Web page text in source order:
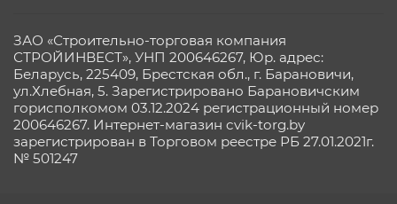
ЗАО «Строительно-торговая компания
СТРОЙИНВЕСТ», УНП 200646267, Юр. адрес:
Беларусь, 225409, Брестская обл., г. Барановичи,
ул.Хлебная, 5. Зарегистрировано Барановичским
горисполкомом 03.12.2024 регистрационный номер
200646267. Интернет-магазин cvik-torg.by
зарегистрирован в Торговом реестре РБ 27.01.2021г.
№ 501247